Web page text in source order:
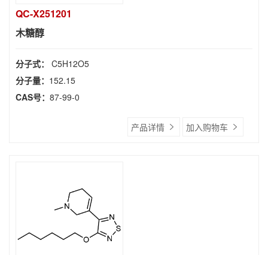
QC-X251201
木糖醇
分子式： C5H12O5
分子量： 152.15
CAS号： 87-99-0
产品详情 加入购物车